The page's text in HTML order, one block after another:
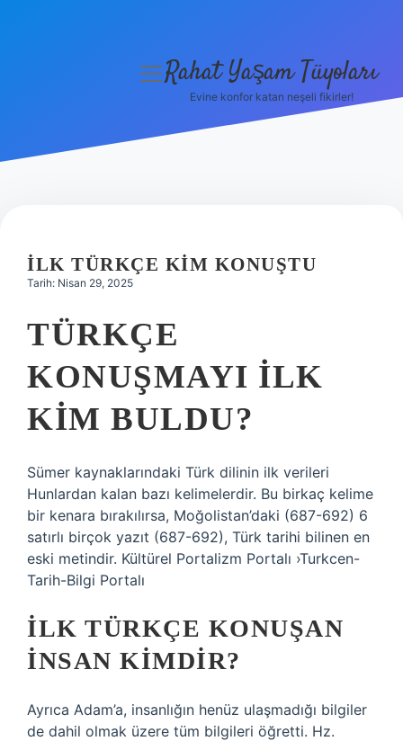
Hakkımızda
menüyü
Rahat Yaşam Tüyoları
Evine konfor katan neşeli fikirler!
İLK TÜRKÇE KIM KONUŞTU
Tarih: Nisan 29, 2025
TÜRKÇE
KONUŞMAYI ILK
KIM BULDU?
Sümer kaynaklarındaki Türk dilinin ilk verileri
Hunlardan kalan bazı kelimelerdir. Bu birkaç kelime
bir kenara bırakılırsa, Moğolistan’daki (687-692) 6
satırlı birçok yazıt (687-692), Türk tarihi bilinen en
eski metindir. Kültürel Portalizm Portalı ›Turkcen-
Tarih-Bilgi Portalı
İLK TÜRKÇE KONUŞAN
INSAN KIMDIR?
Ayrıca Adam’a, insanlığın henüz ulaşmadığı bilgiler
de dahil olmak üzere tüm bilgileri öğretti. Hz.